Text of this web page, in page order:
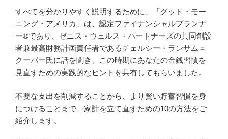
すべてを分かりやすく説明するために、「グッド・モー
ニング・アメリカ」は、認定ファイナンシャルプランナ
ー®であり、ゼニス・ウェルス・パートナーズの共同創設
者兼最高財務計画責任者であるチェルシー・ランサム＝
クーパー氏に話を聞き、この時期にあなたの金銭習慣を
見直すための実践的なヒントを共有してもらいました。
不要な支出を削減することから、より賢い貯蓄習慣を身
につけることまで、家計を立て直すための10の方法をご
紹介します。